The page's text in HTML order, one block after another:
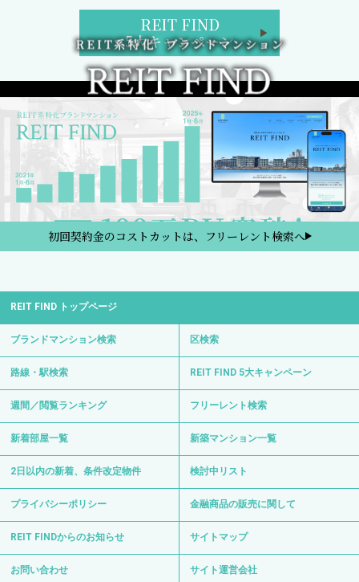
REIT FIND
5大キャンペーン
初回契約金のコストカットは、フリーレント検索へ
REIT FIND トップページ
ブランドマンション検索 区検索
路線・駅検索 REIT FIND 5大キャンペーン
週間／閲覧ランキング フリーレント検索
新着部屋一覧 新築マンション一覧
2日以内の新着、条件改定物件 検討中リスト
プライバシーポリシー 金融商品の販売に関して
REIT FINDからのお知らせ サイトマップ
お問い合わせ サイト運営会社